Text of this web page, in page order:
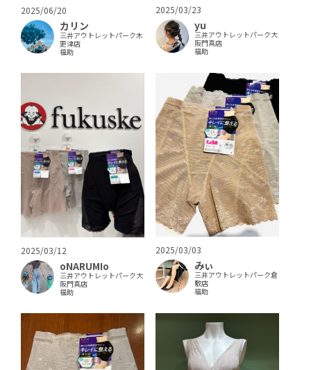
2025/06/20
カリン
三井アウトレットパーク木
更津店
福助
2025/03/23
yu
三井アウトレットパーク大
阪門真店
福助
2025/03/12
oNARUMIo
三井アウトレットパーク大
阪門真店
福助
2025/03/03
みぃ
三井アウトレットパーク倉
敷店
福助